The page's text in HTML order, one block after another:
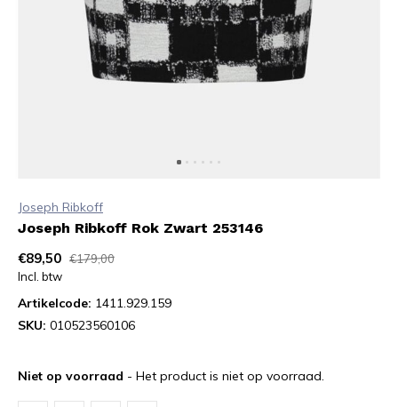
Joseph Ribkoff
Joseph Ribkoff Rok Zwart 253146
€89,50 €179,00
Incl. btw
Artikelcode: 1411.929.159
SKU: 010523560106
Niet op voorraad - Het product is niet op voorraad.